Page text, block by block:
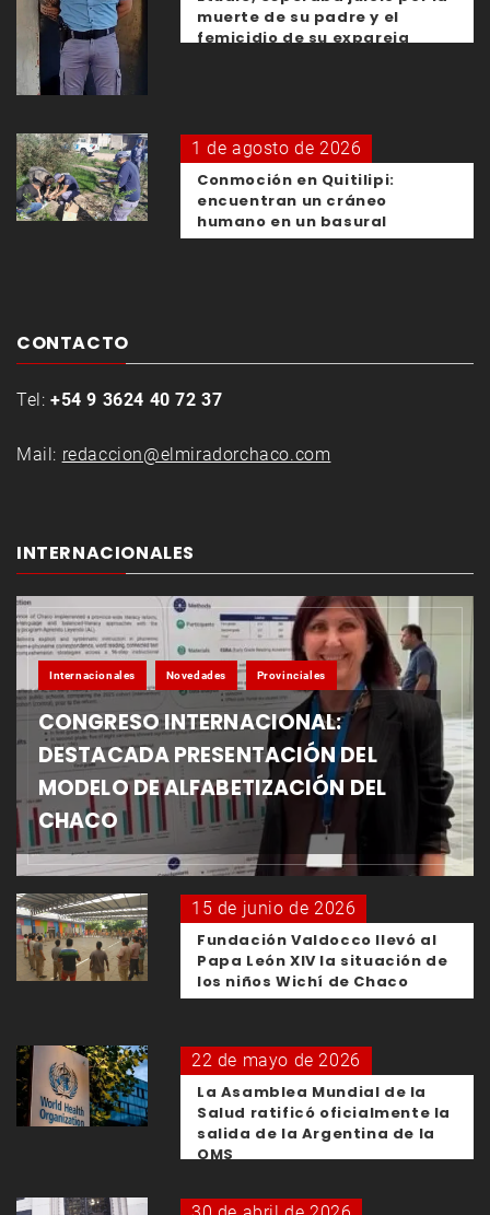
muerte de su padre y el
femicidio de su expareja
1 de agosto de 2026
Conmoción en Quitilipi:
encuentran un cráneo
humano en un basural
CONTACTO
Tel: +54 9 3624 40 72 37
Mail: redaccion@elmiradorchaco.com
INTERNACIONALES
Internacionales Novedades Provinciales
CONGRESO INTERNACIONAL:
DESTACADA PRESENTACIÓN DEL
MODELO DE ALFABETIZACIÓN DEL
CHACO
15 de junio de 2026
Fundación Valdocco llevó al
Papa León XIV la situación de
los niños Wichí de Chaco
22 de mayo de 2026
La Asamblea Mundial de la
Salud ratificó oficialmente la
salida de la Argentina de la
OMS